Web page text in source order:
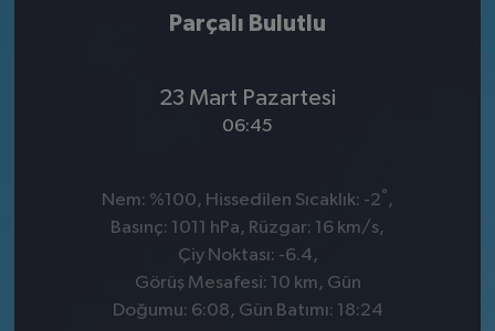
Parçalı Bulutlu
23 Mart Pazartesi
06:45
Nem: %100, Hissedilen Sıcaklık: -2° ,
Basınç: 1011 hPa, Rüzgar: 16 km/s,
Çiy Noktası: -6.4,
Görüş Mesafesi: 10 km, Gün
Doğumu: 6:08, Gün Batımı: 18:24